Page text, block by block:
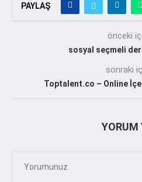
PAYLAŞ
önceki
sosyal seçmeli
sonraki
Toptalent.co – Online
YORUM